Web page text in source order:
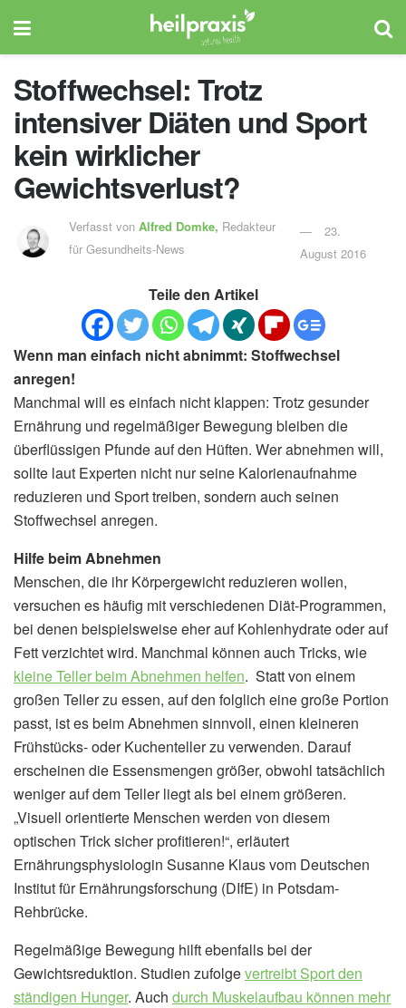
Stoffwechsel: Trotz
intensiver Diäten und Sport
kein wirklicher
Gewichtsverlust?
Verfasst von Alfred Domke, Redakteur
für Gesundheits-News
23.
August 2016
Teile den Artikel
Wenn man einfach nicht abnimmt: Stoffwechsel
anregen!
Manchmal will es einfach nicht klappen: Trotz gesunder
Ernährung und regelmäßiger Bewegung bleiben die
überflüssigen Pfunde auf den Hüften. Wer abnehmen will,
sollte laut Experten nicht nur seine Kalorienaufnahme
reduzieren und Sport treiben, sondern auch seinen
Stoffwechsel anregen.
Hilfe beim Abnehmen
Menschen, die ihr Körpergewicht reduzieren wollen,
versuchen es häufig mit verschiedenen Diät-Programmen,
bei denen beispielsweise eher auf Kohlenhydrate oder auf
Fett verzichtet wird. Manchmal können auch Tricks, wie
kleine Teller beim Abnehmen helfen. Statt von einem
großen Teller zu essen, auf den folglich eine große Portion
passt, ist es beim Abnehmen sinnvoll, einen kleineren
Frühstücks- oder Kuchenteller zu verwenden. Darauf
erscheinen die Essensmengen größer, obwohl tatsächlich
weniger auf dem Teller liegt als bei einem größeren.
„Visuell orientierte Menschen werden von diesem
optischen Trick sicher profitieren!“, erläutert
Ernährungsphysiologin Susanne Klaus vom Deutschen
Institut für Ernährungsforschung (DIfE) in Potsdam-
Rehbrücke.
Regelmäßige Bewegung hilft ebenfalls bei der
Gewichtsreduktion. Studien zufolgevertreibt Sport den
ständigen Hunger. Auch durch Muskelaufbau können mehr